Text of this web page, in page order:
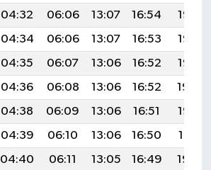
04:32 06:06 13:07 16:54
19:58
04:34 06:06 13:07 16:53
19:57
04:35 06:07 13:06 16:52
19:56
04:36 06:08 13:06 16:52
19:54
04:38 06:09 13:06 16:51
19:53
04:39 06:10 13:06 16:50
19:51
04:40 06:11 13:05 16:49
19:50